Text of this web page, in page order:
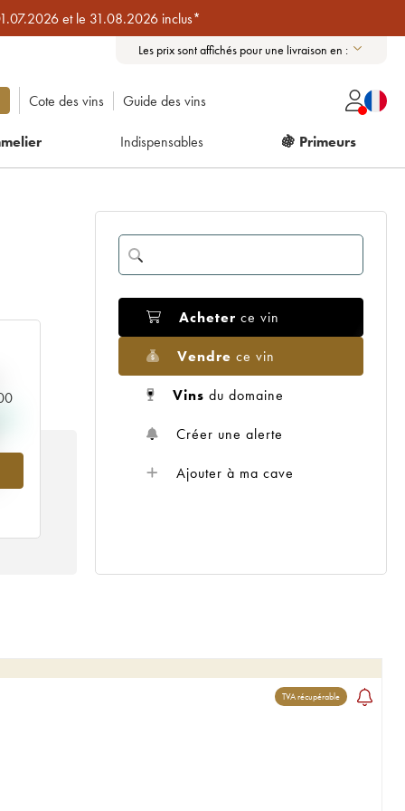
et le 31.08.2026 inclus*
Les prix sont affichés pour une livraison en :
Cote des vins Guide des vins
Indispensables 🍇 Primeurs
Acheter ce vin
Vendre ce vin
Vins du domaine
Créer une alerte
Ajouter à ma cave
TVA récupérable